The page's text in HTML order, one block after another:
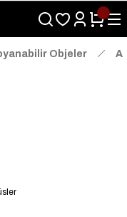
%10 İndirim Fırsatını
Objeler